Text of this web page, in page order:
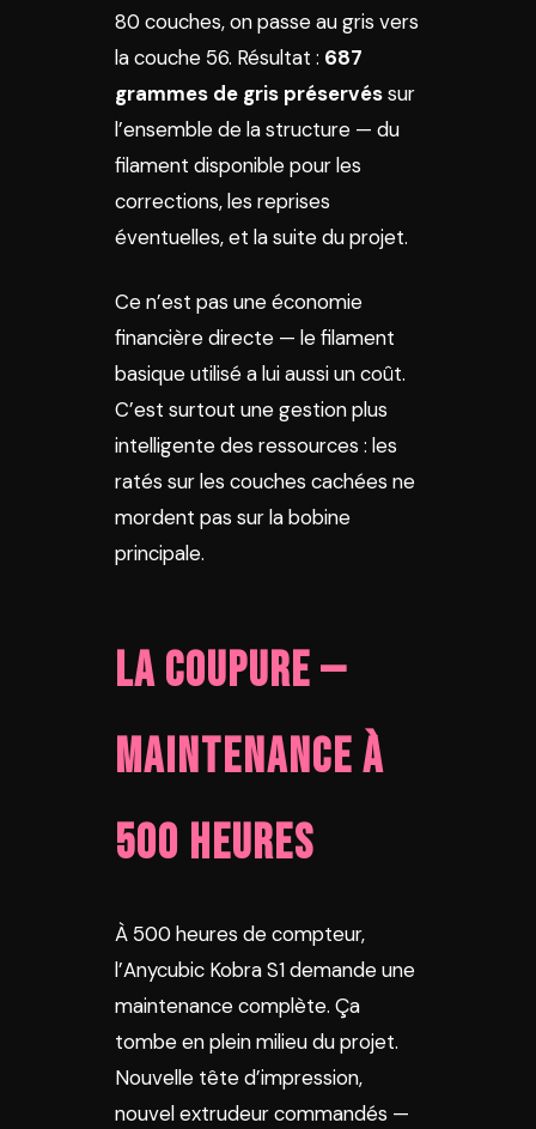
80 couches, on passe au gris vers
la couche 56. Résultat : 687
grammes de gris préservéssur
l’ensemble de la structure — du
filament disponible pour les
corrections, les reprises
éventuelles, et la suite du projet.
Ce n’est pas une économie
financière directe — le filament
basique utilisé a lui aussi un coût.
C’est surtout une gestion plus
intelligente des ressources : les
ratés sur les couches cachées ne
mordent pas sur la bobine
principale.
La coupure —
maintenance à
500 heures
À 500 heures de compteur,
l’Anycubic Kobra S1 demande une
maintenance complète. Ça
tombe en plein milieu du projet.
Nouvelle tête d’impression,
nouvel extrudeur commandés —